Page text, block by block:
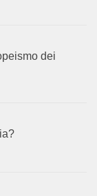
dei